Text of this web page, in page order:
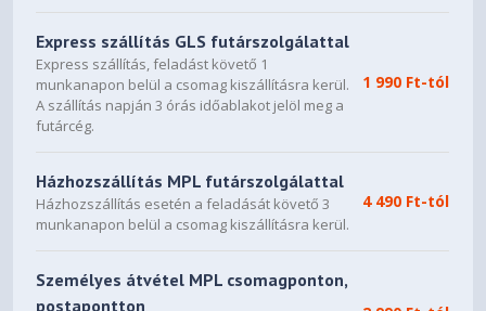
3 Hook-and-loop straps + 3 Cable Aligners
Tool-less push-to-lock
Both Side Panels, Bottom Filter, Front Panel, Top
Panel, PSU Bracket
Captive thumbscrews
Top Radiator Bracket, PSU Bracket
Left side panel
Express szállítás GLS futárszolgálattal
Express szállítás, feladást követő 1
munkanapon belül a csomag kiszállításra kerül.
A szállítás napján 3 órás időablakot jelöl meg a
futárcég.
1 990 Ft-tól
Házhozszállítás MPL futárszolgálattal
Házhozszállítás esetén a feladását követő 3
munkanapon belül a csomag kiszállításra kerül.
4 490 Ft-tól
Személyes átvétel MPL csomagponton,
postapontton